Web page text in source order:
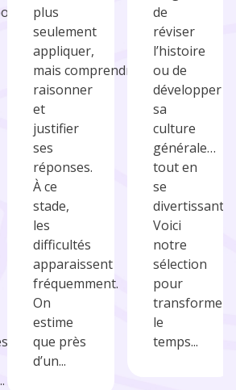
plus
seulement
appliquer,
mais comprendre,
raisonner
et
justifier
ses
réponses.
À ce
stade,
les
difficultés
apparaissent
fréquemment.
On
estime
que près
d’un...
de
réviser
l’histoire
ou de
développer
sa
culture
générale…
tout en
se
divertissant.
Voici
notre
sélection
pour
transformer
le
temps...